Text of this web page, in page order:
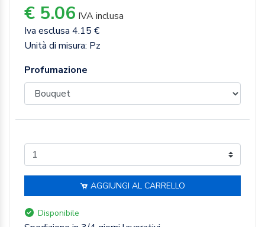
€ 5.06 IVA inclusa
Iva esclusa 4.15 €
Unità di misura: Pz
Profumazione
AGGIUNGI AL CARRELLO
Disponibile